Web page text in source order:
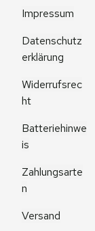
Impressum
Datenschutz
erklärung
Widerrufsrec
ht
Batteriehinwe
is
Zahlungsarte
n
Versand